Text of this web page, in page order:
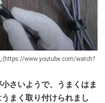
(https://www.youtube.com/watch?
さいようで、うまくはま
まく取り付けられまし